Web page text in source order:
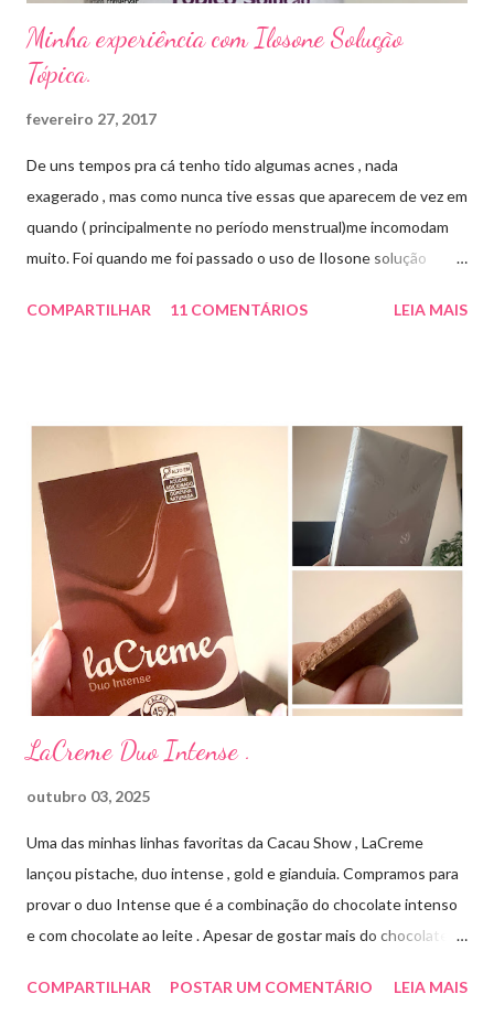
Minha experiência com Ilosone Solução
Tópica.
fevereiro 27, 2017
De uns tempos pra cá tenho tido algumas acnes , nada
exagerado , mas como nunca tive essas que aparecem de vez em
quando ( principalmente no período menstrual)me incomodam
muito. Foi quando me foi passado o uso de Ilosone solução
uma consulta com o dermatologista) O Ilosone é um antibiótico
aplico sobre a acne ( geralmente uso a noite). Informação do
produto: ILOSONE TÓPICO SOLUÇÃO (eritromicina) é um
antibiótico de amplo espectro produzido por uma cepa de
Streptomyces erythraeus. É básico e forma rapidamente sais
com os ácidos. Forma farmacêutica e Apresentação ILOSONE
TÓPICO SOLUÇÃO é apresentado sob a forma líquida em
frascos de 120 ml. USO PEDIÁTRICO E ADULTO. Composição
Cada ml contém: Eritromicina base 20 mg Excipientes q.s....
COMPARTILHAR 11 COMENTÁRIOS LEIA MAIS
LaCreme Duo Intense .
outubro 03, 2025
Uma das minhas linhas favoritas da Cacau Show , LaCreme
lançou pistache, duo intense , gold e gianduia. Compramos para
provar o duo Intense que é a combinação do chocolate intenso
e com chocolate ao leite . Apesar de gostar mais do chocolate
medida certa ( tem sabor e cremosidade ). Preço R$19,99 .
COMPARTILHAR POSTAR UM COMENTÁRIO LEIA MAIS